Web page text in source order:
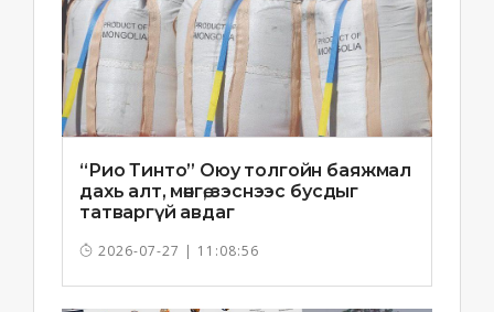
“Рио Тинто” Оюу толгойн баяжмал
дахь алт, мөнгө, зэснээс бусдыг
татваргүй авдаг
2026-07-27 | 11:08:56